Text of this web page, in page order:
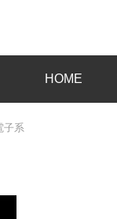
HOME
子系